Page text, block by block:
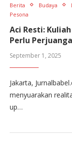
Berita Budaya
Pesona
Aci Resti:
Perlu
September 1, 2025
Jakarta,
menyuarakan
up…